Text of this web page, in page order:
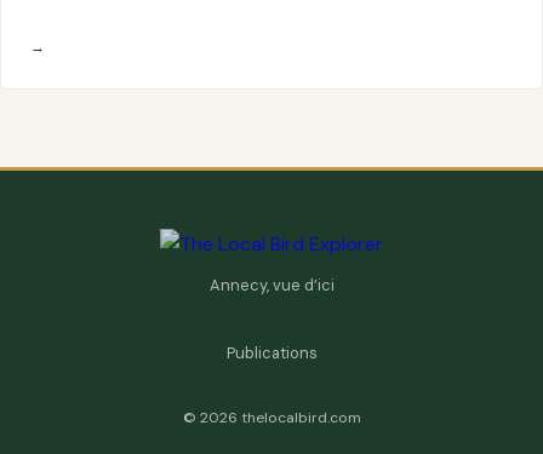
→
Annecy, vue d’ici
Publications
© 2026 thelocalbird.com